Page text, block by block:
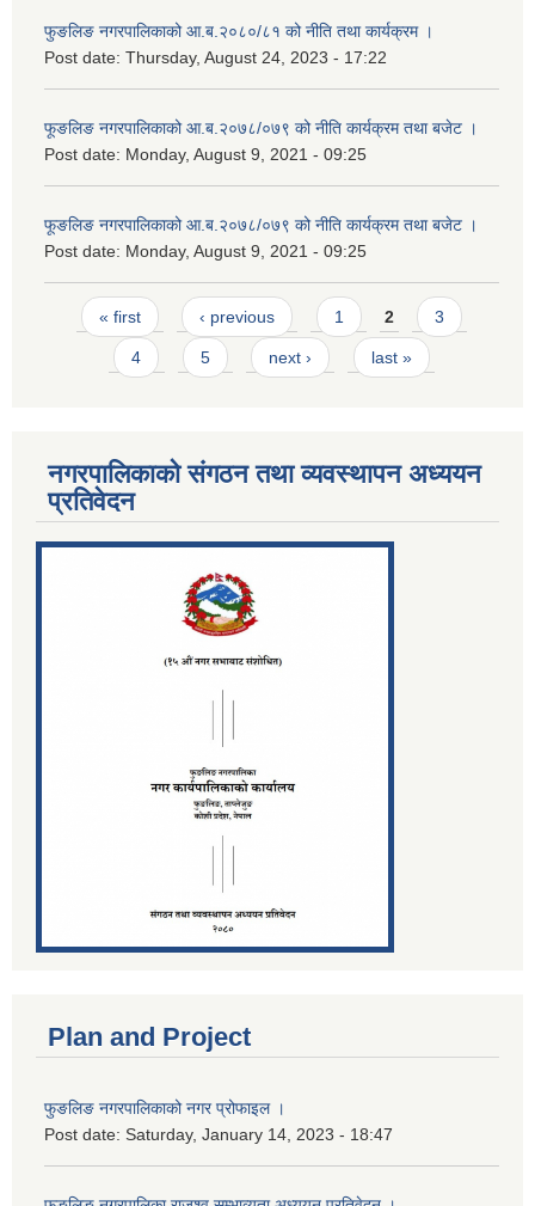
फुङलिङ नगरपालिकाको आ.ब.२०८०/८१ को नीति तथा कार्यक्रम ।
Post date: Thursday, August 24, 2023 - 17:22
फूङलिङ नगरपालिकाको आ.ब.२०७८/०७९ को नीति कार्यक्रम तथा बजेट ।
Post date: Monday, August 9, 2021 - 09:25
फूङलिङ नगरपालिकाको आ.ब.२०७८/०७९ को नीति कार्यक्रम तथा बजेट ।
Post date: Monday, August 9, 2021 - 09:25
Pages
« first ‹ previous 1 2 3
4 5 next › last »
नगरपालिकाको संगठन तथा व्यवस्थापन अध्ययन
प्रतिवेदन
Plan and Project
फुङलिङ नगरपालिकाको नगर प्रोफाइल ।
Post date: Saturday, January 14, 2023 - 18:47